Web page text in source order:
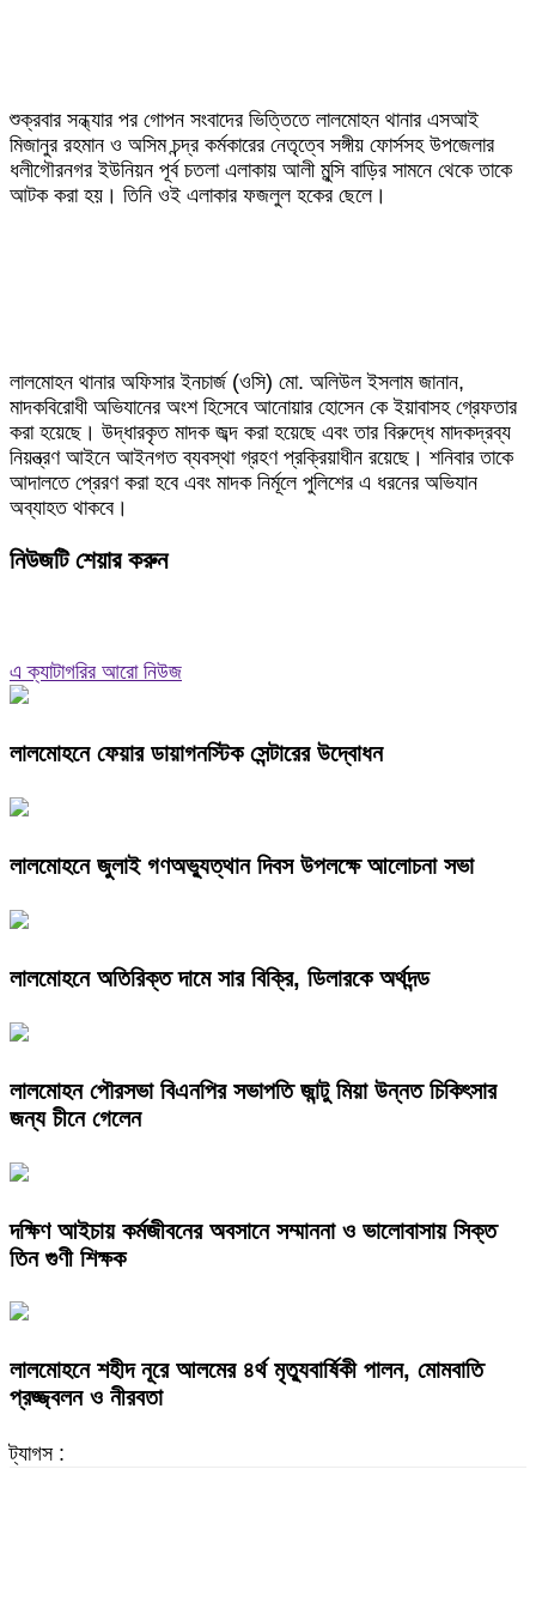
শুক্রবার সন্ধ্যার পর গোপন সংবাদের ভিত্তিতে লালমোহন থানার এসআই
মিজানুর রহমান ও অসিম চন্দ্র কর্মকারের নেতৃত্বে সঙ্গীয় ফোর্সসহ উপজেলার
ধলীগৌরনগর ইউনিয়ন পূর্ব চতলা এলাকায় আলী মুন্সি বাড়ির সামনে থেকে তাকে
আটক করা হয়। তিনি ওই এলাকার ফজলুল হকের ছেলে।
লালমোহন থানার অফিসার ইনচার্জ (ওসি) মো. অলিউল ইসলাম জানান,
মাদকবিরোধী অভিযানের অংশ হিসেবে আনোয়ার হোসেন কে ইয়াবাসহ গ্রেফতার
করা হয়েছে। উদ্ধারকৃত মাদক জব্দ করা হয়েছে এবং তার বিরুদ্ধে মাদকদ্রব্য
নিয়ন্ত্রণ আইনে আইনগত ব্যবস্থা গ্রহণ প্রক্রিয়াধীন রয়েছে। শনিবার তাকে
আদালতে প্রেরণ করা হবে এবং মাদক নির্মূলে পুলিশের এ ধরনের অভিযান
অব্যাহত থাকবে।
নিউজটি শেয়ার করুন
এ ক্যাটাগরির আরো নিউজ
লালমোহনে ফেয়ার ডায়াগনস্টিক সেন্টারের উদ্বোধন
লালমোহনে জুলাই গণঅভ্যুত্থান দিবস উপলক্ষে আলোচনা সভা
লালমোহনে অতিরিক্ত দামে সার বিক্রি, ডিলারকে অর্থদন্ড
লালমোহন পৌরসভা বিএনপির সভাপতি জান্টু মিয়া উন্নত চিকিৎসার
জন্য চীনে গেলেন
দক্ষিণ আইচায় কর্মজীবনের অবসানে সম্মাননা ও ভালোবাসায় সিক্ত
তিন গুণী শিক্ষক
লালমোহনে শহীদ নূরে আলমের ৪র্থ মৃত্যুবার্ষিকী পালন, মোমবাতি
প্রজ্জ্বলন ও নীরবতা
ট্যাগস :